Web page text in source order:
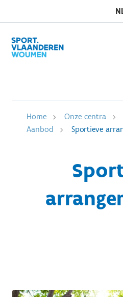
Home Onze centra
Aanbod
Sportieve